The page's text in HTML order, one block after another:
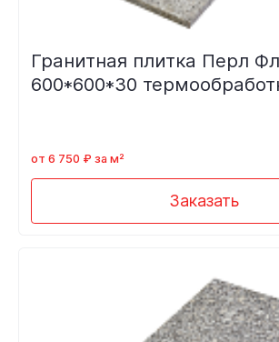
Гранитная плитка Перл
600*600*30
от 6 750 ₽ за м²
Заказать